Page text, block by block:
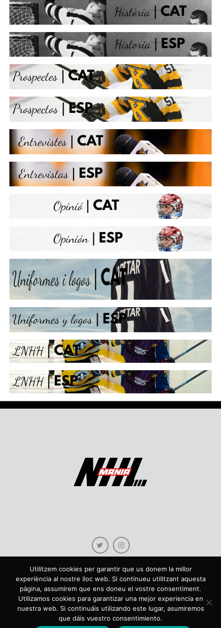
Copyright © 2021 NHLmania.com. Tots els drets reservats / Todos los derechos
reservados. NHLmania és una web dedicada a la difusió de contingut sobre la
NHL, tant en català com en castellà. L'escut de NHLmania.com és propietat de la
web en qüestió. NHLmania es una web dedicada a la difusión de contenido sobre
Utilitzem cookies per garantir que us donem la millor
experiència al nostre lloc web. Si continueu utilitzant aquesta
pàgina, assumirem que ens doneu el vostre consentiment.
Utilizamos cookies para garantizar una mejor experiencia en
nuestra web. Si continuáis utilizando este lugar, asumiremos
que dáis vuestro consentimiento.